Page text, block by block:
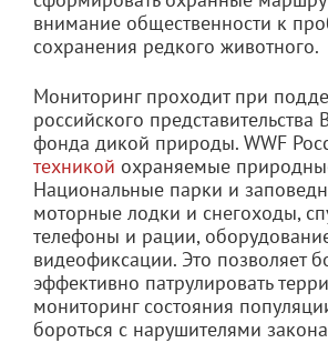
внимание общественности к
сохранения редкого животного.
Мониторинг проходит при
российского представительства
фонда дикой природы. WWF
техникой охраняемые
Национальные парки и
моторные лодки и снегоходы,
телефоны и рации,
видеофиксации. Это позволяет
эффективно патрулировать
мониторинг состояния
бороться с нарушителями